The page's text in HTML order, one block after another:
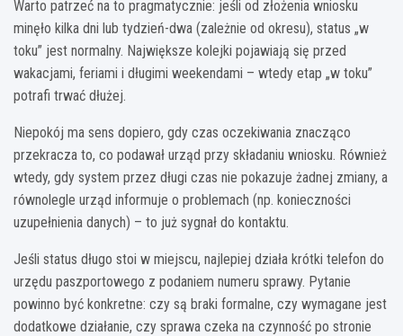
Warto patrzeć na to pragmatycznie: jeśli od złożenia wniosku
minęło kilka dni lub tydzień-dwa (zależnie od okresu), status „w
toku” jest normalny. Największe kolejki pojawiają się przed
wakacjami, feriami i długimi weekendami – wtedy etap „w toku”
potrafi trwać dłużej.
Niepokój ma sens dopiero, gdy czas oczekiwania znacząco
przekracza to, co podawał urząd przy składaniu wniosku. Również
wtedy, gdy system przez długi czas nie pokazuje żadnej zmiany, a
równolegle urząd informuje o problemach (np. konieczności
uzupełnienia danych) – to już sygnał do kontaktu.
Jeśli status długo stoi w miejscu, najlepiej działa krótki telefon do
urzędu paszportowego z podaniem numeru sprawy. Pytanie
powinno być konkretne: czy są braki formalne, czy wymagane jest
dodatkowe działanie, czy sprawa czeka na czynność po stronie